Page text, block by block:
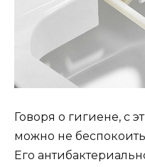
Говоря о гигиене, с
можно не
Его